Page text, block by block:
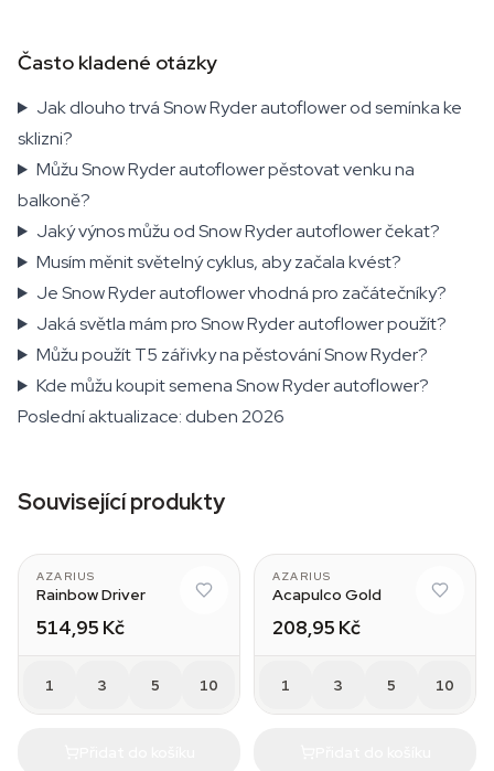
Často kladené otázky
Jak dlouho trvá Snow Ryder autoflower od semínka ke
sklizni?
Můžu Snow Ryder autoflower pěstovat venku na
balkoně?
Jaký výnos můžu od Snow Ryder autoflower čekat?
Musím měnit světelný cyklus, aby začala kvést?
Je Snow Ryder autoflower vhodná pro začátečníky?
Jaká světla mám pro Snow Ryder autoflower použít?
Můžu použít T5 zářivky na pěstování Snow Ryder?
Kde můžu koupit semena Snow Ryder autoflower?
Poslední aktualizace: duben 2026
Související produkty
AZARIUS
Rainbow Driver
514,95 Kč
1 3 5 10
AZARIUS
Acapulco Gold
208,95 Kč
1 3 5 10